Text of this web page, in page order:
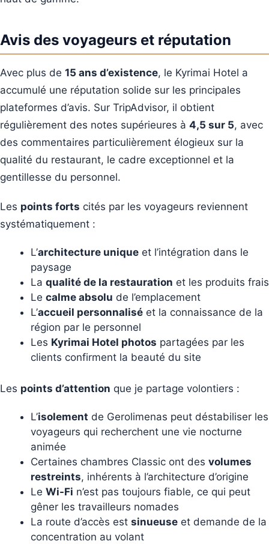
Avis des voyageurs et réputation
Avec plus de 15 ans d’existence, le Kyrimai Hotel a
accumulé une réputation solide sur les principales
plateformes d’avis. Sur TripAdvisor, il obtient
régulièrement des notes supérieures à 4,5 sur 5, avec
des commentaires particulièrement élogieux sur la
qualité du restaurant, le cadre exceptionnel et la
gentillesse du personnel.
Les points forts cités par les voyageurs reviennent
systématiquement :
L’architecture unique et l’intégration dans le
paysage
La qualité de la restauration et les produits frais
Le calme absolu de l’emplacement
L’accueil personnalisé et la connaissance de la
région par le personnel
Les Kyrimai Hotel photos partagées par les
clients confirment la beauté du site
Les points d’attention que je partage volontiers :
L’isolement de Gerolimenas peut déstabiliser les
voyageurs qui recherchent une vie nocturne
animée
Certaines chambres Classic ont des volumes
restreints, inhérents à l’architecture d’origine
Le Wi-Fi n’est pas toujours fiable, ce qui peut
gêner les travailleurs nomades
La route d’accès est sinueuse et demande de la
concentration au volant